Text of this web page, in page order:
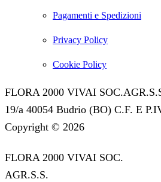
Pagamenti e Spedizioni
Privacy Policy
Cookie Policy
FLORA 2000 VIVAI
19/a 40054 Budrio (BO) C.F. E
Copyright © 2026
FLORA 2000 VIVAI SOC.
AGR.S.S.